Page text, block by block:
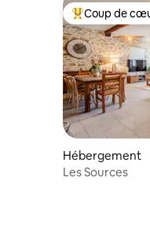
Coups de
Coup de
Hébergement
Les Sources